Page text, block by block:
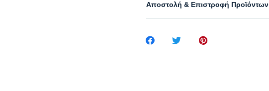
Αποστολή & Επιστροφή Προϊόντων